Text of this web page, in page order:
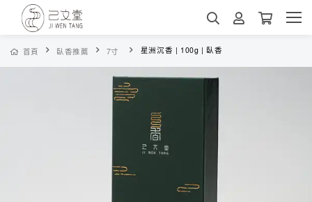
首頁 臥香推薦 7寸 星洲沉香 | 100g | 臥香